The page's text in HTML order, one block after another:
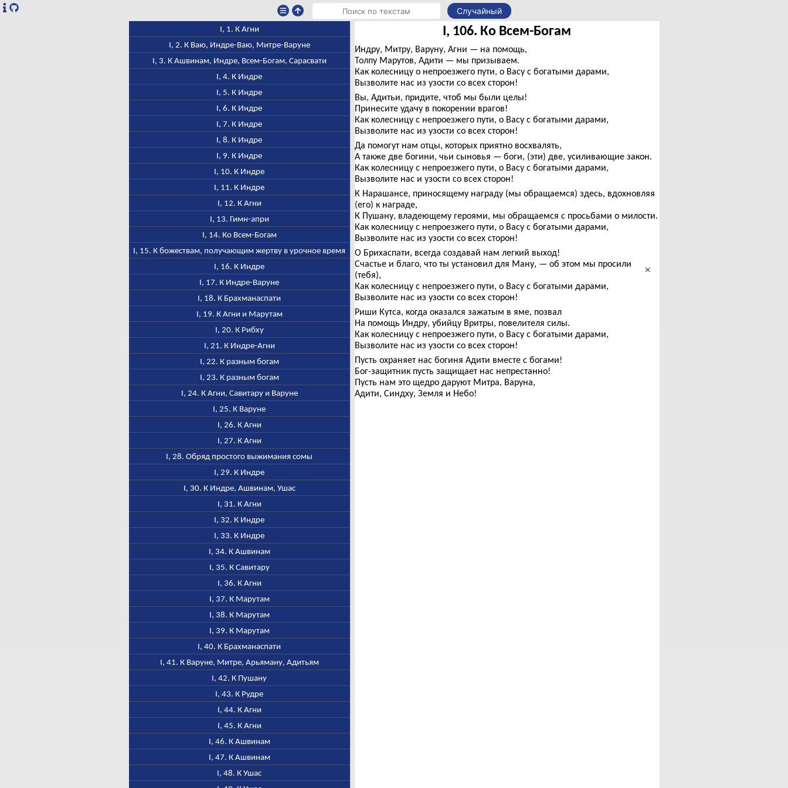
Случайный
I, 1. К Агни
I, 2. К Ваю, Индре-Ваю, Митре-Варуне
I, 3. К Ашвинам, Индре, Всем-Богам, Сарасвати
I, 4. К Индре
I, 5. К Индре
I, 6. К Индре
I, 7. К Индре
I, 8. К Индре
I, 9. К Индре
I, 10. К Индре
I, 11. К Индре
I, 12. К Агни
I, 13. Гимн-апри
I, 14. Ко Всем-Богам
I, 15. К божествам, получающим жертву в урочное время
I, 16. К Индре
I, 17. К Индре-Варуне
I, 18. К Брахманаспати
I, 19. К Агни и Марутам
I, 20. К Рибху
I, 21. К Индре-Агни
I, 22. К разным богам
I, 23. К разным богам
I, 24. К Агни, Савитару и Варуне
I, 25. К Варуне
I, 26. К Агни
I, 27. К Агни
I, 28. Обряд простого выжимания сомы
I, 29. К Индре
I, 30. К Индре, Ашвинам, Ушас
I, 31. К Агни
I, 32. К Индре
I, 33. К Индре
I, 34. К Ашвинам
I, 35. К Савитару
I, 36. К Агни
I, 37. К Марутам
I, 38. К Марутам
I, 39. К Марутам
I, 40. К Брахманаспати
I, 41. К Варуне, Митре, Арьяману, Адитьям
I, 42. К Пушану
I, 43. К Рудре
I, 44. К Агни
I, 45. К Агни
I, 46. К Ашвинам
I, 47. К Ашвинам
I, 48. К Ушас
×
I, 106. Ко Всем-Богам
Индру, Митру, Варуну, Агни — на помощь,
Толпу Марутов, Адити — мы призываем.
Как колесницу о непроезжего пути, о Васу с богатыми дарами,
Вызволите нас из узости со всех сторон!
Вы, Адитьи, придите, чтоб мы были целы!
Принесите удачу в покорении врагов!
Как колесницу с непроезжего пути, о Васу с богатыми дарами,
Вызволите нас из узости со всех сторон!
Да помогут нам отцы, которых приятно восхвалять,
А также две богини, чьи сыновья — боги, (эти) две, усиливающие закон.
Как колесницу с непроезжего пути, о Васу с богатыми дарами,
Вызволите нас и узости со всех сторон!
К Нарашансе, приносящему награду (мы обращаемся) здесь, вдохновляя
(его) к награде,
К Пушану, владеющему героями, мы обращаемся с просьбами о милости.
Как колесницу с непроезжего пути, о Васу с богатыми дарами,
Вызволите нас из узости со всех сторон!
О Брихаспати, всегда создавай нам легкий выход!
Счастье и благо, что ты установил для Ману, — об этом мы просили
(тебя),
Как колесницу с непроезжего пути, о Васу с богатыми дарами,
Вызволите нас из узости со всех сторон!
Риши Кутса, когда оказался зажатым в яме, позвал
На помощь Индру, убийцу Вритры, повелителя силы.
Как колесницу с непроезжего пути, о Васу с богатыми дарами,
Вызволите нас из узости со всех сторон!
Пусть охраняет нас богиня Адити вместе с богами!
Бог-защитник пусть защищает нас непрестанно!
Пусть нам это щедро даруют Митра, Варуна,
Адити, Синдху, Земля и Небо!